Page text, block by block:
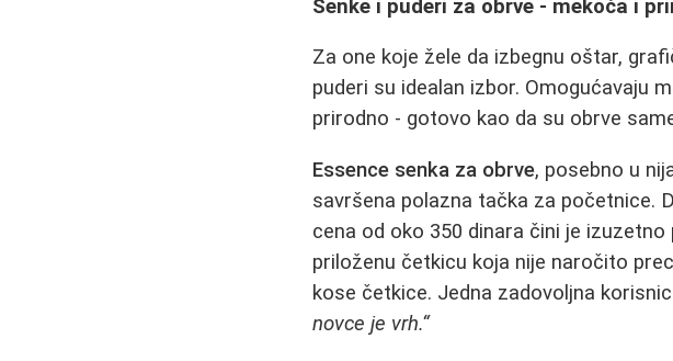
Senke i puderi za obrve - mekoća i
Za one koje žele da izbegnu oštar,
puderi su idealan izbor. Omogućavaju
prirodno - gotovo kao da su obrve
Essence senka za obrve, posebno u
savršena polazna tačka za početnice.
cena od oko 350 dinara čini je
priloženu četkicu koja nije naročito
kose četkice. Jedna zadovoljna
novce je vrh.“